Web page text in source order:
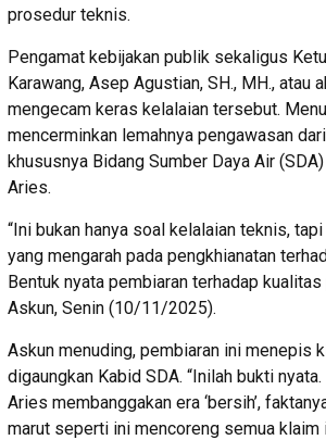
prosedur teknis.
Pengamat kebijakan publik sekaligus
Karawang, Asep Agustian, SH., MH., atau
mengecam keras kelalaian tersebut.
mencerminkan lemahnya pengawasan
khususnya Bidang Sumber Daya Air
Aries.
“Ini bukan hanya soal kelalaian teknis,
yang mengarah pada pengkhianatan
Bentuk nyata pembiaran terhadap kualitas
Askun, Senin (10/11/2025).
Askun menuding, pembiaran ini menepis
digaungkan Kabid SDA. “Inilah bukti
Aries membanggakan era ‘bersih’,
marut seperti ini mencoreng semua klaim